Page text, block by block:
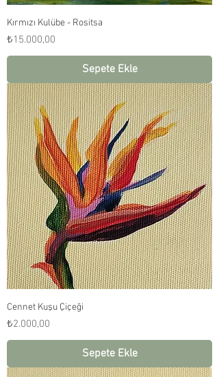
Kırmızı Kulübe - Rositsa
Fiyat
₺15.000,00
Sepete Ekle
Cennet Kuşu Çiçeği
Fiyat
₺2.000,00
Sepete Ekle